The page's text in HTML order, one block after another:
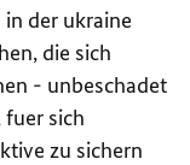
der ukraine
die sich
- unbeschadet
sich
zu sichern